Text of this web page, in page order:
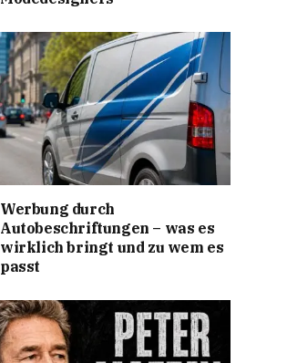
Werbung durch
Autobeschriftungen – was es
wirklich bringt und zu wem es
passt